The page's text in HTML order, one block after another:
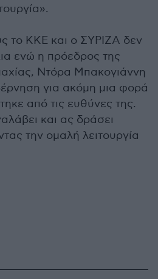
το ΚΚΕ και ο ΣΥΡΙΖΑ δεν
ενώ η πρόεδρος της
Ντόρα Μπακογιάννη
για ακόμη μια φορά
από τις ευθύνες της.
και ας δράσει
την ομαλή λειτουργία